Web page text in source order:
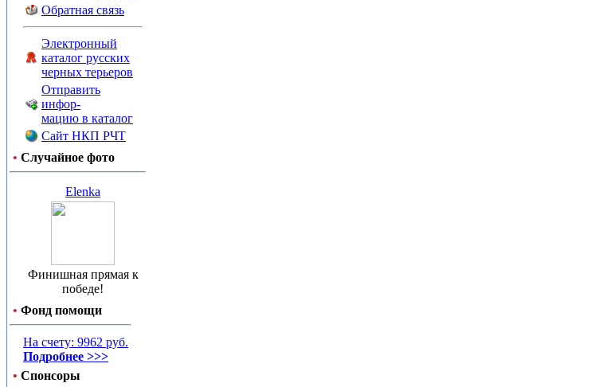
Обратная связь
Электронный
каталог русских
черных терьеров
Отправить
инфор-
мацию в каталог
Сайт НКП РЧТ
• Случайное фото
Elenka
Финишная прямая к
победе!
• Фонд помощи
На счету: 9962 руб.
Подробнее >>>
• Спонсоры